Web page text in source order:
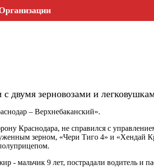
двумя зерновозами и
– Верхнебаканский».
Краснодара, не справился с
зерном, «Чери Тиго 4» и «Хендай
- мальчик 9 лет, пострадали водитель и